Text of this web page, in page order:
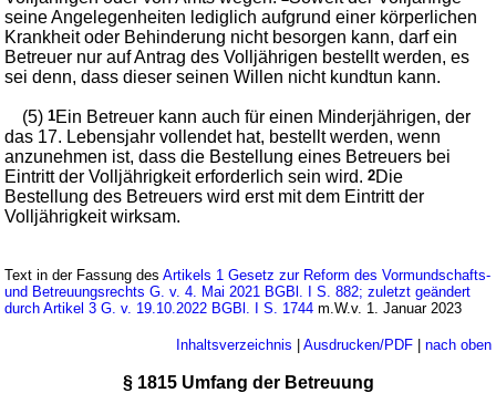
seine Angelegenheiten lediglich aufgrund einer körperlichen
Krankheit oder Behinderung nicht besorgen kann, darf ein
Betreuer nur auf Antrag des Volljährigen bestellt werden, es
sei denn, dass dieser seinen Willen nicht kundtun kann.
(5)1Ein Betreuer kann auch für einen Minderjährigen, der
das 17. Lebensjahr vollendet hat, bestellt werden, wenn
anzunehmen ist, dass die Bestellung eines Betreuers bei
Eintritt der Volljährigkeit erforderlich sein wird.2Die
Bestellung des Betreuers wird erst mit dem Eintritt der
Volljährigkeit wirksam.
Text in der Fassung desArtikels 1 Gesetz zur Reform des Vormundschafts-
und Betreuungsrechts G. v. 4. Mai 2021 BGBl. I S. 882; zuletzt geändert
durch Artikel 3 G. v. 19.10.2022 BGBl. I S. 1744 m.W.v. 1. Januar 2023
Inhaltsverzeichnis Ausdrucken/PDF| nach oben
§ 1815 Umfang der Betreuung